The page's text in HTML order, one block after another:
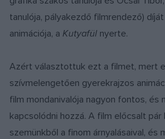
tanulója, pályakezdő filmrendező)
animációja, a Kutyafül nyerte.
Azért választottuk ezt a filmet, mert
szívmelengetően gyerekrajzos
film mondanivalója nagyon fontos, és
kapcsolódni hozzá. A film előcsalt
szemünkből a finom árnyalásaival, és